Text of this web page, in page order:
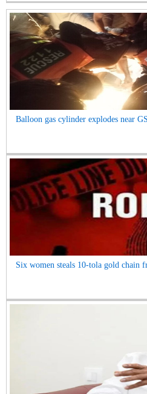
Balloon gas cylinder explodes near
Six women steals 10-tola gold chain